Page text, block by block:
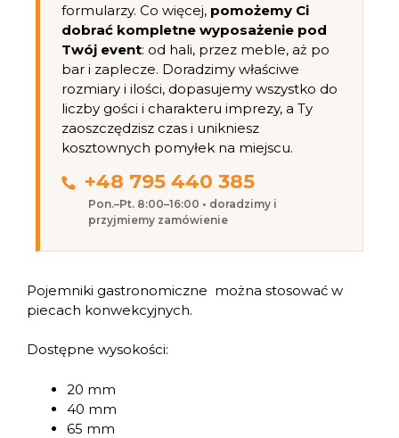
formularzy. Co więcej, pomożemy Ci
dobrać kompletne wyposażenie pod
Twój event: od hali, przez meble, aż po
bar i zaplecze. Doradzimy właściwe
rozmiary i ilości, dopasujemy wszystko do
liczby gości i charakteru imprezy, a Ty
zaoszczędzisz czas i unikniesz
kosztownych pomyłek na miejscu.
+48 795 440 385
Pon.–Pt. 8:00–16:00 • doradzimy i
przyjmiemy zamówienie
Pojemniki gastronomiczne można stosować w
piecach konwekcyjnych.
Dostępne wysokości:
20 mm
40 mm
65 mm